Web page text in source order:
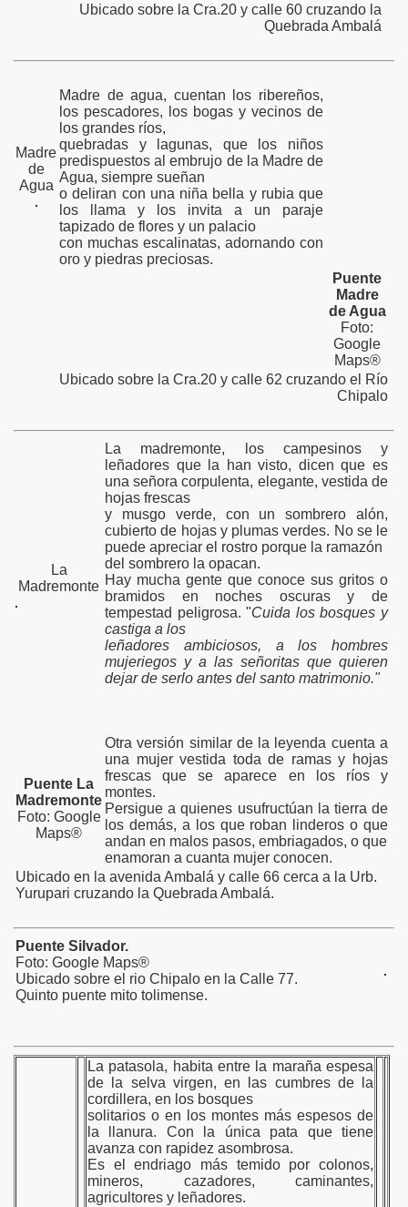
Ubicado sobre la Cra.20 y calle 60 cruzando la
Quebrada Ambalá
Madre
de
Agua
Madre de agua, cuentan los ribereños,
los pescadores, los bogas y vecinos de
los grandes ríos,
quebradas y lagunas, que los niños
predispuestos al embrujo de la Madre de
Agua, siempre sueñan
o deliran con una niña bella y rubia que
los llama y los invita a un paraje
tapizado de flores y un palacio
con muchas escalinatas, adornando con
oro y piedras preciosas.
Puente
Madre
de Agua
Foto:
Google
Maps®
Ubicado sobre la Cra.20 y calle 62 cruzando el Río
Chipalo
La
Madremonte
La madremonte, los campesinos y
leñadores que la han visto, dicen que es
una señora corpulenta, elegante, vestida de
hojas frescas
y musgo verde, con un sombrero alón,
cubierto de hojas y plumas verdes. No se le
puede apreciar el rostro porque la ramazón
del sombrero la opacan.
Hay mucha gente que conoce sus gritos o
bramidos en noches oscuras y de
tempestad peligrosa. "Cuida los bosques y
castiga a los
leñadores ambiciosos, a los hombres
mujeriegos y a las señoritas que quieren
dejar de serlo antes del santo matrimonio."
Puente La
Madremonte
Foto: Google
Maps®
Otra versión similar de la leyenda cuenta a
una mujer vestida toda de ramas y hojas
frescas que se aparece en los ríos y
montes.
Persigue a quienes usufructúan la tierra de
los demás, a los que roban linderos o que
andan en malos pasos, embriagados, o que
enamoran a cuanta mujer conocen.
Ubicado en la avenida Ambalá y calle 66 cerca a la Urb.
Yurupari cruzando la Quebrada Ambalá.
Puente Silvador.
Foto: Google Maps®
Ubicado sobre el rio Chipalo en la Calle 77.
Quinto puente mito tolimense.
La patasola, habita entre la maraña espesa
de la selva virgen, en las cumbres de la
cordillera, en los bosques
solitarios o en los montes más espesos de
la llanura. Con la única pata que tiene
avanza con rapidez asombrosa.
Es el endriago más temido por colonos,
mineros, cazadores, caminantes,
agricultores y leñadores.